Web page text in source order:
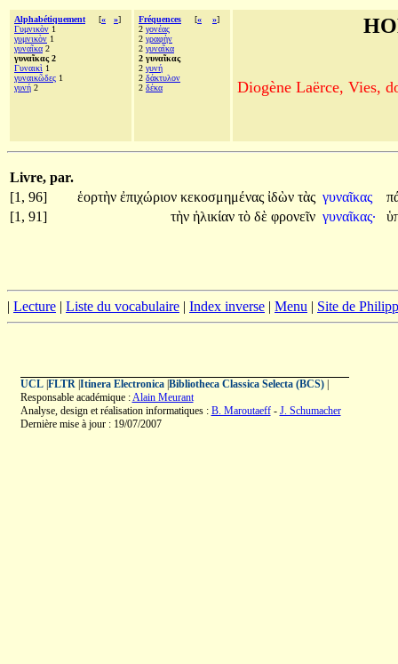
Alphabétiquement [« »]
Γυμνικὸν 1
γυμνικὸν 1
γυναῖκα 2
γυναῖκας 2
Γυναικὶ 1
γυναικῶδες 1
γυνή 2
Fréquences [« »]
2 γονέας
2 γραφὴν
2 γυναῖκα
2 γυναῖκας
2 γυνή
2 δάκτυλον
2 δέκα Diogène Laërce, Vies,
Livre, par.
[1, 96]
ἑορτὴν ἐπιχώριον κεκοσμημένας ἰδὼν τὰς γυναῖκας
[1, 91]
τὴν ἡλικίαν τὸ δὲ φρονεῖν γυναῖκας·
| Lecture | Liste du vocabulaire | Index inverse | Menu | Site de
UCL| FLTR| Itinera Electronica| Bibliotheca Classica Selecta (BCS)|
Responsable académique :Alain Meurant
Analyse, design et réalisation informatiques : B. Maroutaeff- J. Schumacher
Dernière mise à jour : 19/07/2007